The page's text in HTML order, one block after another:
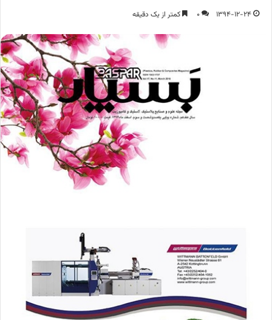
1394-12-24
0 کمتر از یک دقیقه